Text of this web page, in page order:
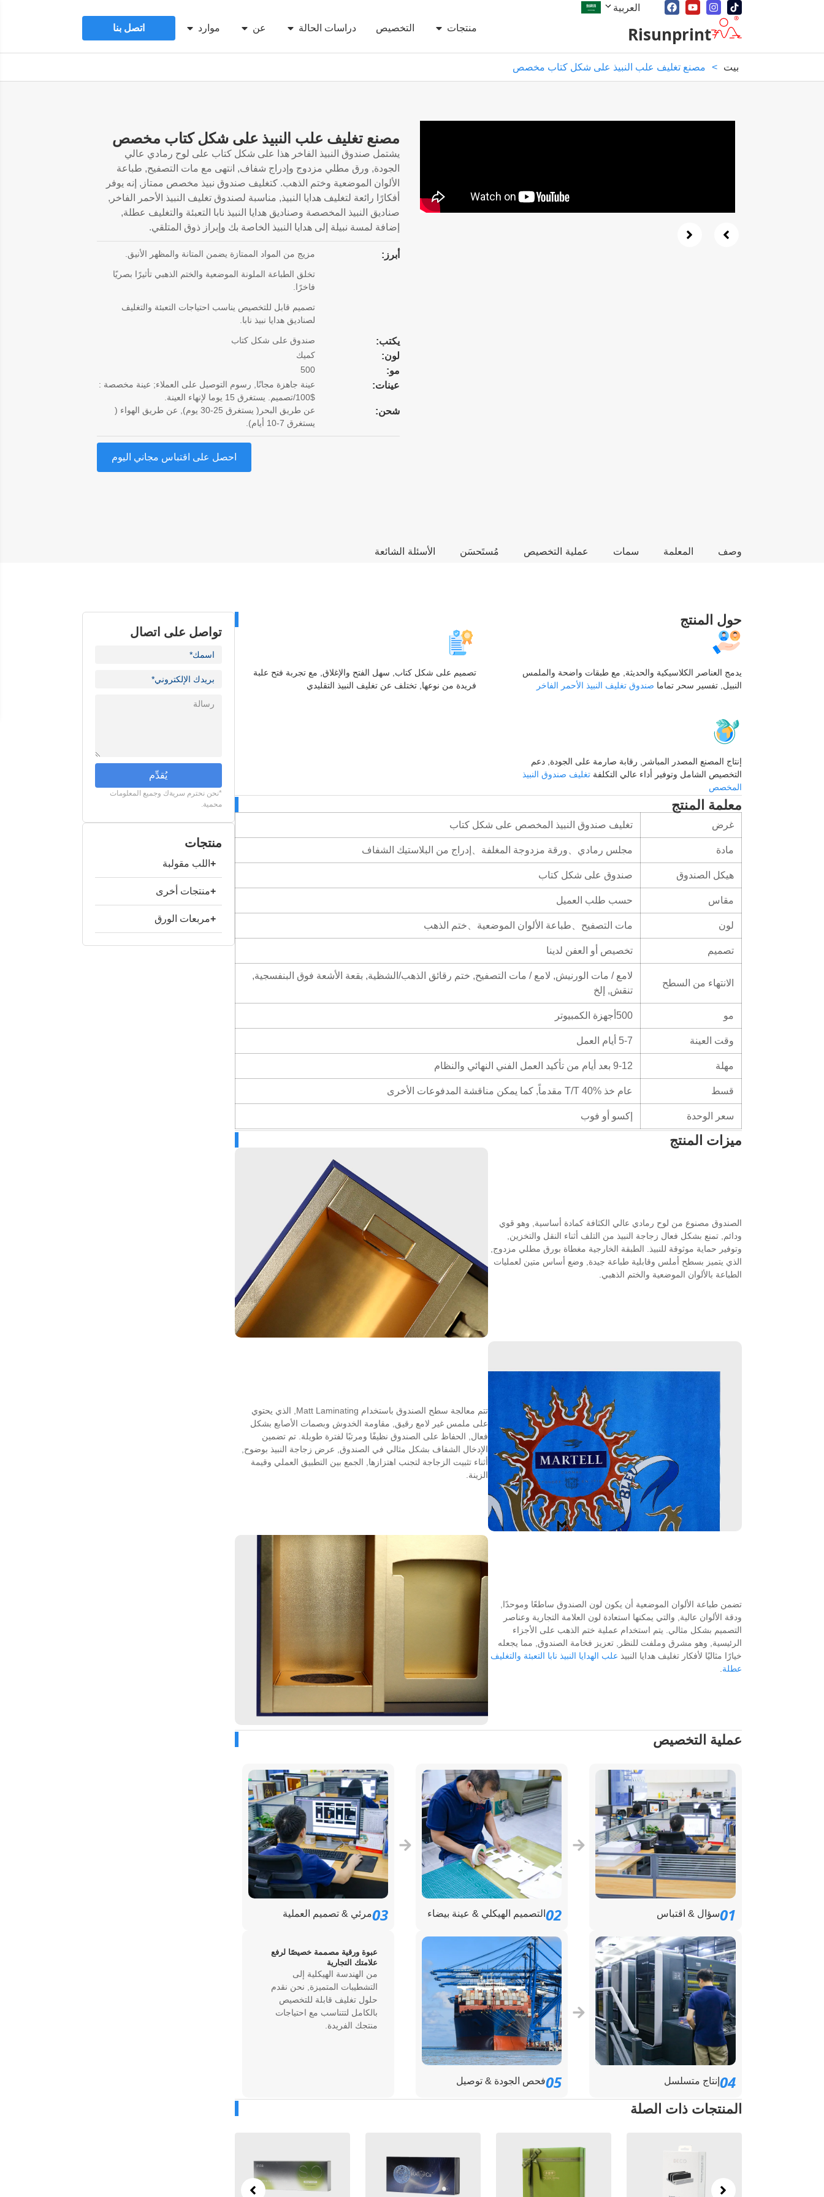
العربية
Risunprint منتجات التخصيص دراسات الحالة عن موارد اتصل بنا
بيت > مصنع تغليف علب النبيذ على شكل كتاب مخصص
مصنع تغليف علب النبيذ على شكل كتاب مخصص
يشتمل صندوق النبيذ الفاخر هذا على شكل كتاب على لوح رمادي عالي
الجودة, ورق مطلي مزدوج وإدراج شفاف, انتهى مع مات التصفيح, طباعة
الألوان الموضعية وختم الذهب. كتغليف صندوق نبيذ مخصص ممتاز, إنه يوفر
أفكارًا رائعة لتغليف هدايا النبيذ, مناسبة لصندوق تغليف النبيذ الأحمر الفاخر,
صناديق النبيذ المخصصة وصناديق هدايا النبيذ نابا التعبئة والتغليف عطلة,
إضافة لمسة نبيلة إلى هدايا النبيذ الخاصة بك وإبراز ذوق المتلقي.
أبرز: مزيج من المواد الممتازة يضمن المتانة والمظهر الأنيق.
تخلق الطباعة الملونة الموضعية والختم الذهبي تأثيرًا بصريًا
فاخرًا.
تصميم قابل للتخصيص يناسب احتياجات التعبئة والتغليف
لصناديق هدايا نبيذ نابا.
يكتب: صندوق على شكل كتاب
لون: كميك
مو: 500
عينات:
عينة جاهزة مجانًا, رسوم التوصيل على العملاء; عينة مخصصة :
$100/تصميم. يستغرق 15 يوما لإنهاء العينة.
شحن:
عن طريق البحر( يستغرق 25-30 يوم), عن طريق الهواء (
يستغرق 7-10 أيام).
احصل على اقتباس مجاني اليوم
وصف المعلمة سمات عملية التخصيص مُستَحسَن الأسئلة الشائعة
حول المنتج
يدمج العناصر الكلاسيكية والحديثة, مع طبقات واضحة والملمس
النبيل, تفسير سحر تماما صندوق تغليف النبيذ الأحمر الفاخر
تصميم على شكل كتاب, سهل الفتح والإغلاق, مع تجربة فتح علبة
فريدة من نوعها, تختلف عن تغليف النبيذ التقليدي
إنتاج المصنع المصدر المباشر, رقابة صارمة على الجودة, دعم
التخصيص الشامل وتوفير أداء عالي التكلفةتغليف صندوق النبيذ
المخصص
معلمة المنتج
غرض تغليف صندوق النبيذ المخصص على شكل كتاب
مادة مجلس رمادي、ورقة مزدوجة المغلفة、إدراج من البلاستيك الشفاف
هيكل الصندوق صندوق على شكل كتاب
مقاس حسب طلب العميل
لون مات التصفيح、طباعة الألوان الموضعية、ختم الذهب
تصميم تخصيص أو العفن لدينا
الانتهاء من السطح
لامع / مات الورنيش, لامع / مات التصفيح, ختم رقائق الذهب/الشظية, بقعة الأشعة فوق البنفسجية,
تنقش, إلخ
مو 500أجهزة الكمبيوتر
وقت العينة 5-7 أيام العمل
مهلة 9-12 بعد أيام من تأكيد العمل الفني النهائي والنظام
قسط عام خذ T/T 40% مقدماً, كما يمكن مناقشة المدفوعات الأخرى
سعر الوحدة إكسو أو فوب
ميزات المنتج
الصندوق مصنوع من لوح رمادي عالي الكثافة كمادة أساسية, وهو قوي
ودائم, تمنع بشكل فعال زجاجة النبيذ من التلف أثناء النقل والتخزين,
وتوفير حماية موثوقة للنبيذ. الطبقة الخارجية مغطاة بورق مطلي مزدوج,
الذي يتميز بسطح أملس وقابلية طباعة جيدة, وضع أساس متين لعمليات
الطباعة بالألوان الموضعية والختم الذهبي.
تتم معالجة سطح الصندوق باستخدام Matt Laminating, الذي يحتوي
على ملمس غير لامع رقيق, مقاومة الخدوش وبصمات الأصابع بشكل
فعال, الحفاظ على الصندوق نظيفًا ومرتبًا لفترة طويلة. تم تضمين
الإدخال الشفاف بشكل مثالي في الصندوق, عرض زجاجة النبيذ بوضوح,
أثناء تثبيت الزجاجة لتجنب اهتزازها, الجمع بين التطبيق العملي وقيمة
الزينة.
تضمن طباعة الألوان الموضعية أن يكون لون الصندوق ساطعًا وموحدًا,
ودقة الألوان عالية, والتي يمكنها استعادة لون العلامة التجارية وعناصر
التصميم بشكل مثالي. يتم استخدام عملية ختم الذهب على الأجزاء
الرئيسية, وهو مشرق وملفت للنظر, تعزيز فخامة الصندوق, مما يجعله
خيارًا مثاليًا لأفكار تغليف هدايا النبيذ علب الهدايا النبيذ نابا التعبئة والتغليف
عطلة
عملية التخصيص
01سؤال & اقتباس 02التصميم الهيكلي & عينة بيضاء 03مرئي & تصميم العملية
04 إنتاج متسلسل 05فحص الجودة & توصيل
عبوة ورقية مصممة خصيصًا لرفع
علامتك التجارية
من الهندسة الهيكلية إلى
التشطيبات المتميزة, نحن نقدم
حلول تغليف قابلة للتخصيص
بالكامل لتتناسب مع احتياجات
منتجك الفريدة.
المنتجات ذات الصلة
تواصل على اتصال
يُقدِّم
*نحن نحترم سريةك وجميع المعلومات
محمية.
منتجات
+ اللب مقولبة
+منتجات أخرى
+مربعات الورق